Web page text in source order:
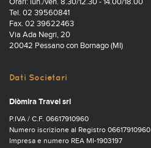
Orari: lun./ven. 8.30/12.30 - 14.00/18.00
Tel. 02 39560841
Fax. 02 39622463
Via Ada Negri, 20
20042 Pessano con Bornago (MI)
Dati Societari
Diòmira Travel srl
P.IVA / C.F. 06617910960
Numero iscrizione al Registro 06617910960
Impresa e numero REA MI-1903197